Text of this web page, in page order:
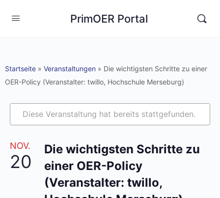
PrimOER Portal
Startseite » Veranstaltungen » Die wichtigsten Schritte zu einer
OER-Policy (Veranstalter: twillo, Hochschule Merseburg)
Diese Veranstaltung hat bereits stattgefunden.
NOV.
20
Die wichtigsten Schritte zu
einer OER-Policy
(Veranstalter: twillo,